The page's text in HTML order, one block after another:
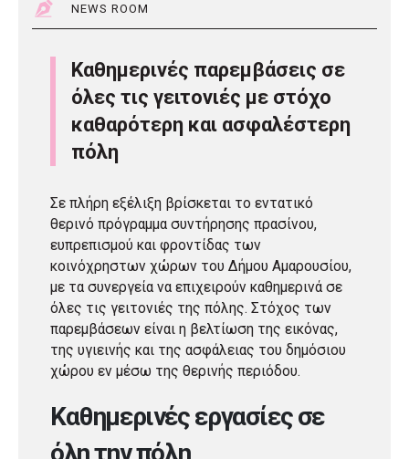
NEWS ROOM
Καθημερινές παρεμβάσεις σε
όλες τις γειτονιές με στόχο
καθαρότερη και ασφαλέστερη
πόλη
Σε πλήρη εξέλιξη βρίσκεται το εντατικό
θερινό πρόγραμμα συντήρησης πρασίνου,
ευπρεπισμού και φροντίδας των
κοινόχρηστων χώρων του Δήμου Αμαρουσίου,
με τα συνεργεία να επιχειρούν καθημερινά σε
όλες τις γειτονιές της πόλης. Στόχος των
παρεμβάσεων είναι η βελτίωση της εικόνας,
της υγιεινής και της ασφάλειας του δημόσιου
χώρου εν μέσω της θερινής περιόδου.
Καθημερινές εργασίες σε
όλη την πόλη